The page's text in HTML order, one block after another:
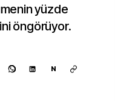
yüzde
öngörüyor.
N